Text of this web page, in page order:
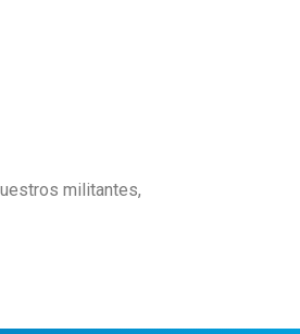
militantes,